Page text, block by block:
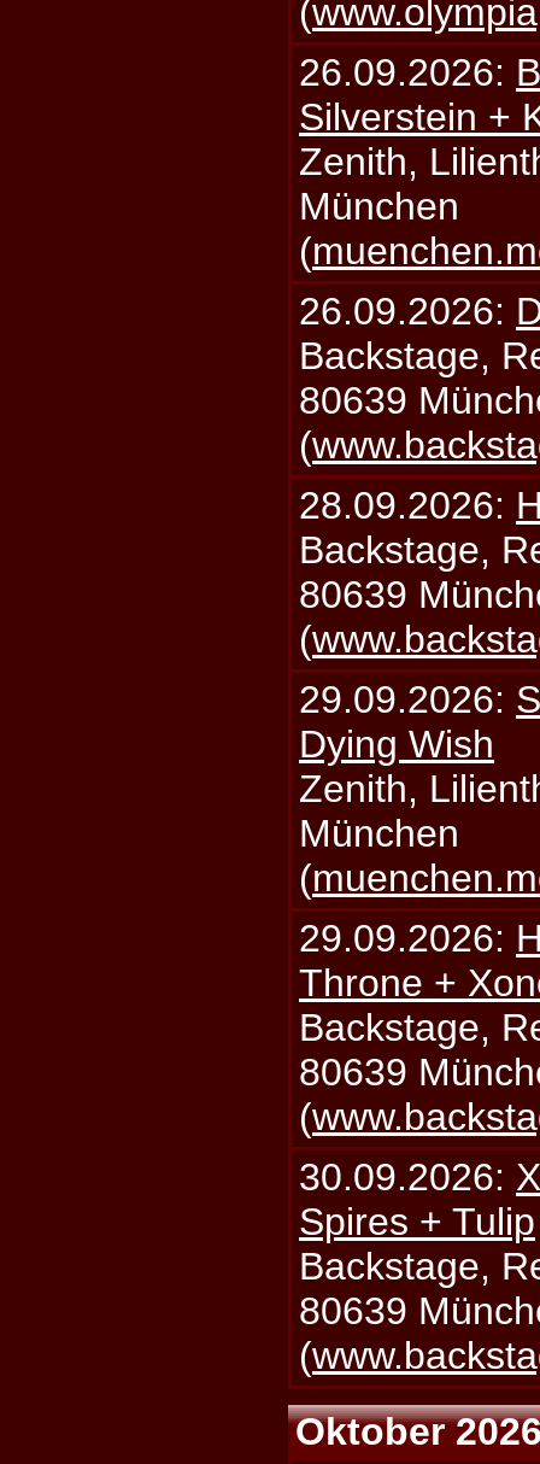
(
26.09.2026:
Silverstein +
Zenith,
München
(
26.09.2026:
Backstage,
80639
(
28.09.2026:
Backstage,
80639
(
29.09.2026:
Dying Wish
Zenith,
München
(
29.09.2026:
Throne +
Backstage,
80639
(
30.09.2026:
Spires + Tulip
Backstage,
80639
(
Oktober